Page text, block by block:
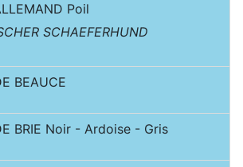
Poil
SCHAEFERHUND
BEAUCE
BRIE Noir - Ardoise - Gris